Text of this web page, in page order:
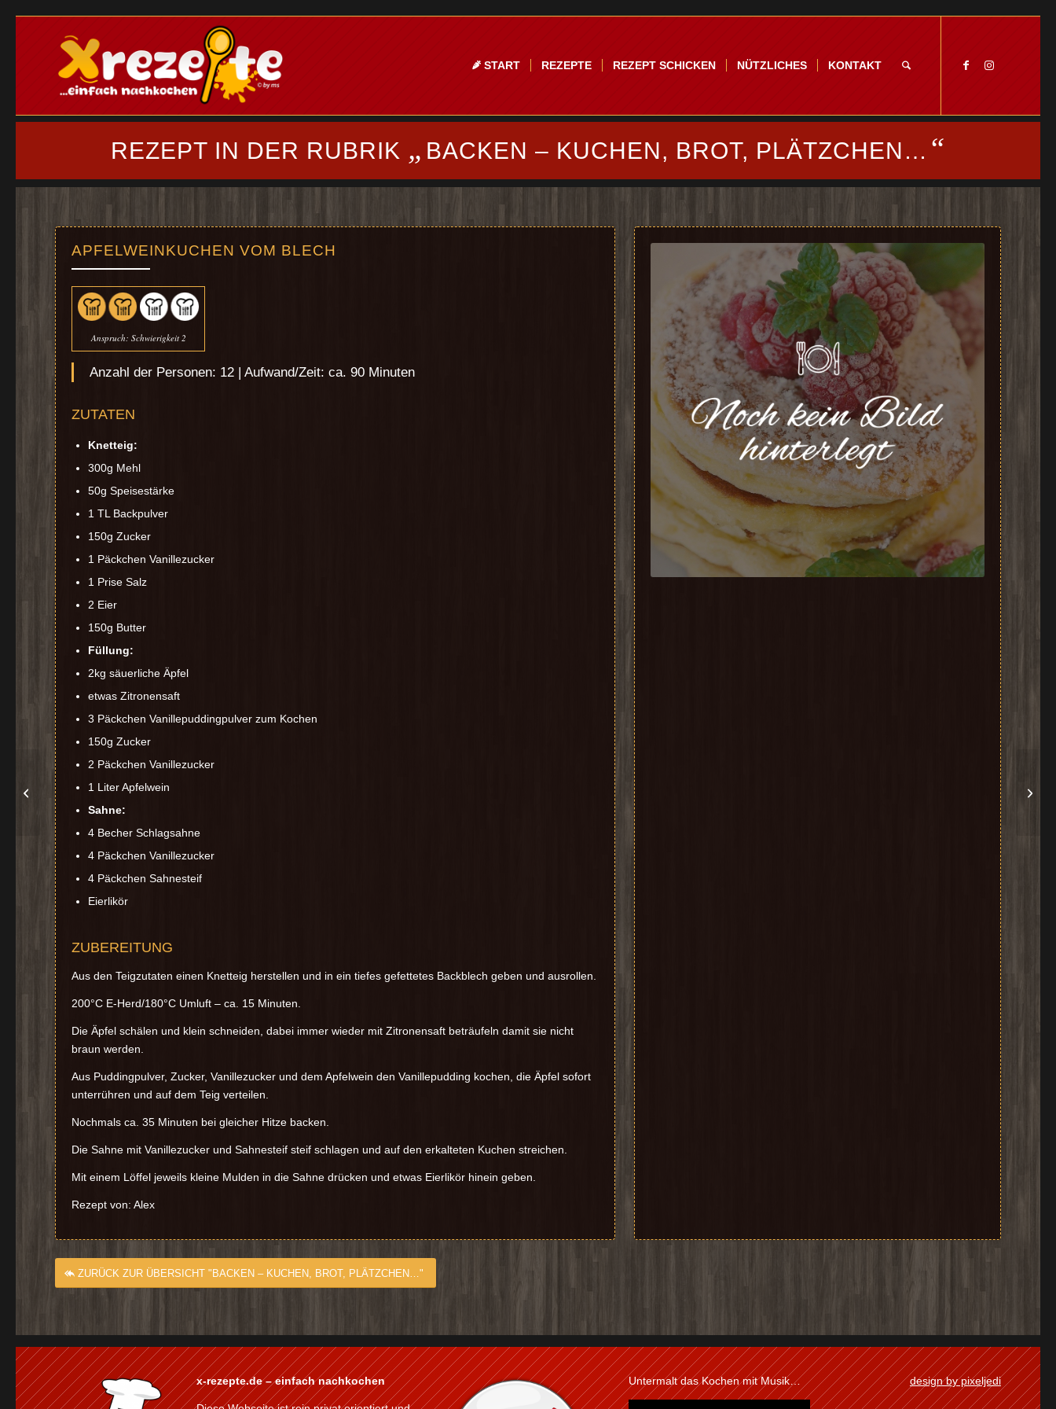
START REZEPTE REZEPT SCHICKEN NÜTZLICHES KONTAKT
REZEPT IN DER RUBRIK „ BACKEN – KUCHEN, BROT, PLÄTZCHEN… “
APFELWEINKUCHEN VOM BLECH
Anspruch: Schwierigkeit 2
Anzahl der Personen: 12 | Aufwand/Zeit: ca. 90 Minuten
ZUTATEN
Knetteig:
300g Mehl
50g Speisestärke
1 TL Backpulver
150g Zucker
1 Päckchen Vanillezucker
1 Prise Salz
2 Eier
150g Butter
Füllung:
2kg säuerliche Äpfel
etwas Zitronensaft
3 Päckchen Vanillepuddingpulver zum Kochen
150g Zucker
2 Päckchen Vanillezucker
1 Liter Apfelwein
Sahne:
4 Becher Schlagsahne
4 Päckchen Vanillezucker
4 Päckchen Sahnesteif
Eierlikör
ZUBEREITUNG
Aus den Teigzutaten einen Knetteig herstellen und in ein tiefes gefettetes Backblech geben und ausrollen.
200°C E-Herd/180°C Umluft – ca. 15 Minuten.
Die Äpfel schälen und klein schneiden, dabei immer wieder mit Zitronensaft beträufeln damit sie nicht
braun werden.
Aus Puddingpulver, Zucker, Vanillezucker und dem Apfelwein den Vanillepudding kochen, die Äpfel sofort
unterrühren und auf dem Teig verteilen.
Nochmals ca. 35 Minuten bei gleicher Hitze backen.
Die Sahne mit Vanillezucker und Sahnesteif steif schlagen und auf den erkalteten Kuchen streichen.
Mit einem Löffel jeweils kleine Mulden in die Sahne drücken und etwas Eierlikör hinein geben.
Rezept von: Alex
ZURÜCK ZUR ÜBERSICHT "BACKEN – KUCHEN, BROT, PLÄTZCHEN…"
x-rezepte.de – einfach nachkochen Untermalt das Kochen mit Musik… design by pixeljedi
Apfel-Mohn Kuchen